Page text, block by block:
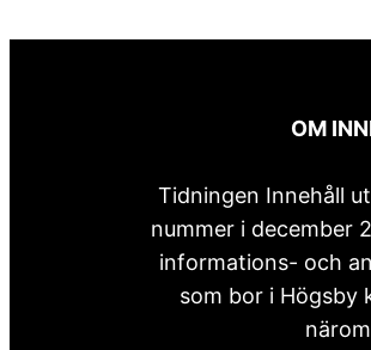
OM
Tidningen Innehåll
nummer i december
informations- och
som bor i Högsby